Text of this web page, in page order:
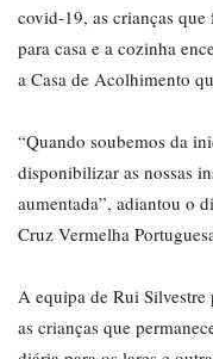
covid-19, as crianças
para casa e a cozinha
a Casa de Acolhimento
“Quando soubemos da
disponibilizar as nossas
aumentada”, adiantou o
Cruz Vermelha
A equipa de Rui Silvestre
as crianças que